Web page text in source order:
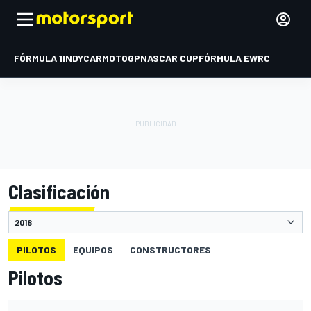
FÓRMULA 1INDYCARMOTOGPNASCAR CUPFÓRMULA EWRC
Clasificación
PILOTOS EQUIPOS CONSTRUCTORES
Pilotos